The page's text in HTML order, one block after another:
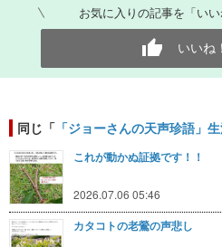
お気に入りの記事を「い
いいね！
同じ「 「ジョーさんの天声珍語」
これが動かぬ証拠です！！
2026.07.06 05:46
カタコトの老鶯の声悲し